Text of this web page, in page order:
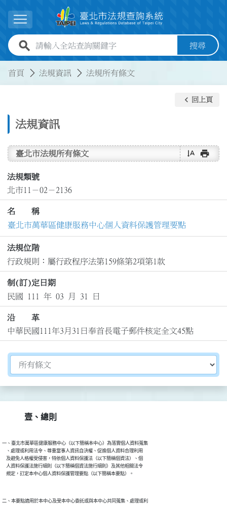
展開選單
全站查詢關鍵字欄位 搜尋
首頁 法規資訊 法規所有條文
法規資訊
keyboard_arrow_left 回上頁
臺北市法規所有條文 text_rotate_vertical print
法規類號
北市11－02－2136
名 稱
臺北市萬華區健康服務中心個人資料保護管理要點
法規位階
行政規則：屬行政程序法第159條第2項第1款
制(訂)定日期
民國 111 年 03 月 31 日
沿 革
中華民國111年3月31日奉首長電子郵件核定全文45點
切換選擇法規資訊內容
壹、總則
一、臺北市萬華區健康服務中心（以下簡稱本中心）為落實個人資料蒐集
    、處理或利用法令、尊重當事人資訊自決權、促進個人資料合理利用
    及避免人格權受侵害，特依個人資料保護法（以下簡稱個資法）、個
    人資料保護法施行細則（以下簡稱個資法施行細則）及其他相關法令
二、本要點適用於本中心及受本中心委託或與本中心共同蒐集、處理或利